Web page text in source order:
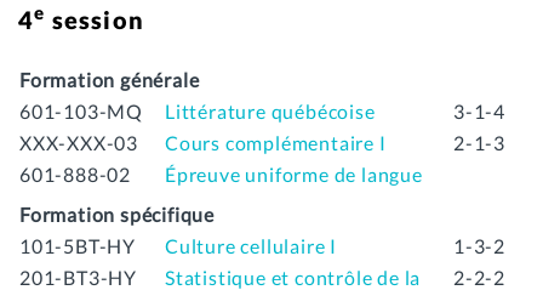
4e session
Formation générale
601-103-MQ
Littérature québécoise
3-1-4
XXX-XXX-03
Cours complémentaire I
2-1-3
601-888-02
Épreuve uniforme de langue
Formation spécifique
101-5BT-HY
Culture cellulaire I
1-3-2
201-BT3-HY
Statistique et contrôle de la
2-2-2